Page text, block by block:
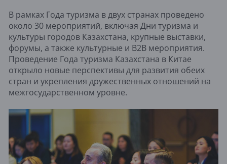
В рамках Года туризма в двух странах проведено
около 30 мероприятий, включая Дни туризма и
культуры городов Казахстана, крупные выставки,
форумы, а также культурные и B2B мероприятия.
Проведение Года туризма Казахстана в Китае
открыло новые перспективы для развития обеих
стран и укрепления дружественных отношений на
межгосударственном уровне.